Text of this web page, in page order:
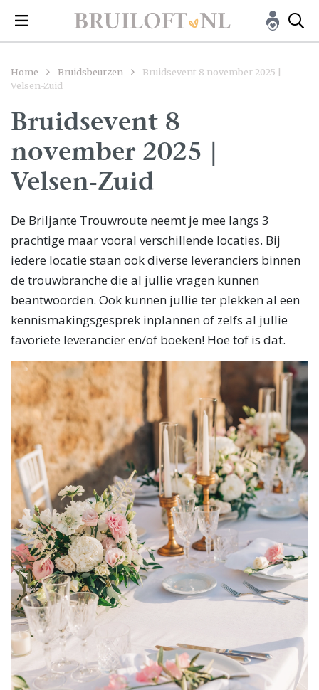
Home Bruidsbeurzen
Bruidsevent 8 november 2025 |
Velsen-Zuid
Bruidsevent 8
november 2025 |
Velsen-Zuid
De Briljante Trouwroute neemt je mee langs 3
prachtige maar vooral verschillende locaties. Bij
iedere locatie staan ook diverse leveranciers binnen
de trouwbranche die al jullie vragen kunnen
beantwoorden. Ook kunnen jullie ter plekken al een
kennismakingsgesprek inplannen of zelfs al jullie
favoriete leverancier en/of boeken! Hoe tof is dat.